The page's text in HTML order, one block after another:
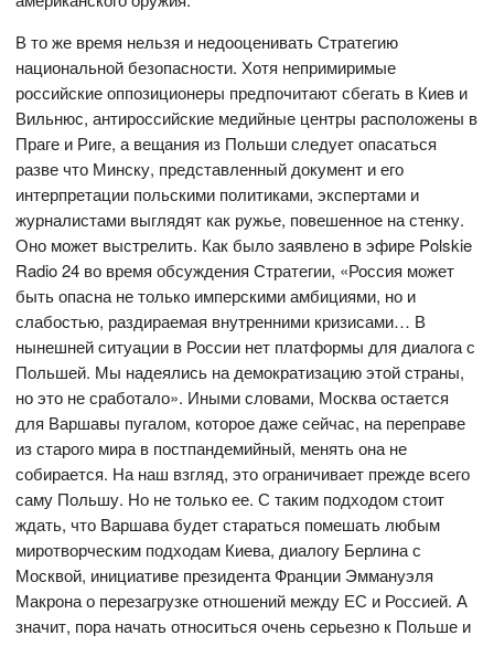
В то же время нельзя и недооценивать Стратегию
национальной безопасности. Хотя непримиримые
российские оппозиционеры предпочитают сбегать в Киев и
Вильнюс, антироссийские медийные центры расположены в
Праге и Риге, а вещания из Польши следует опасаться
разве что Минску, представленный документ и его
интерпретации польскими политиками, экспертами и
журналистами выглядят как ружье, повешенное на стенку.
Оно может выстрелить. Как было заявлено в эфире Polskie
Radio 24 во время обсуждения Стратегии, «Россия может
быть опасна не только имперскими амбициями, но и
слабостью, раздираемая внутренними кризисами… В
нынешней ситуации в России нет платформы для диалога с
Польшей. Мы надеялись на демократизацию этой страны,
но это не сработало». Иными словами, Москва остается
для Варшавы пугалом, которое даже сейчас, на переправе
из старого мира в постпандемийный, менять она не
собирается. На наш взгляд, это ограничивает прежде всего
саму Польшу. Но не только ее. С таким подходом стоит
ждать, что Варшава будет стараться помешать любым
миротворческим подходам Киева, диалогу Берлина с
Москвой, инициативе президента Франции Эммануэля
Макрона о перезагрузке отношений между ЕС и Россией. А
значит, пора начать относиться очень серьезно к Польше и